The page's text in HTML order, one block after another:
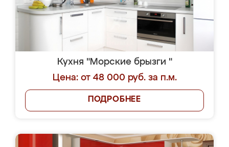
Кухня "Морские брызги "
Цена: от 48 000 руб. за п.м.
ПОДРОБНЕЕ